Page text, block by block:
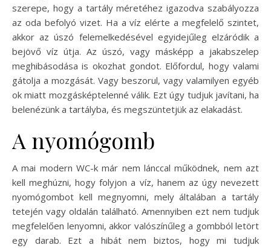
szerepe, hogy a tartály méretéhez igazodva szabályozza
az oda befolyó vizet. Ha a víz elérte a megfelelő szintet,
akkor az úszó felemelkedésével egyidejűleg elzáródik a
bejövő víz útja. Az úszó, vagy másképp a jakabszelep
meghibásodása is okozhat gondot. Előfordul, hogy valami
gátolja a mozgását. Vagy beszorul, vagy valamilyen egyéb
ok miatt mozgásképtelenné válik. Ezt úgy tudjuk javítani, ha
belenézünk a tartályba, és megszüntetjük az elakadást.
A nyomógomb
A mai modern WC-k már nem lánccal működnek, nem azt
kell meghúzni, hogy folyjon a víz, hanem az úgy nevezett
nyomógombot kell megnyomni, mely általában a tartály
tetején vagy oldalán található. Amennyiben ezt nem tudjuk
megfelelően lenyomni, akkor valószínűleg a gombból letört
egy darab. Ezt a hibát nem biztos, hogy mi tudjuk